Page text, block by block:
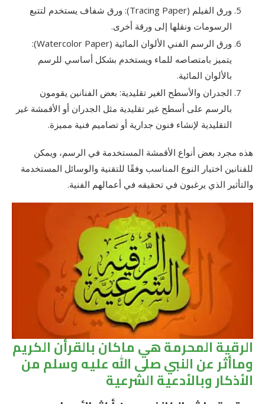
ورق الفيلم (Tracing Paper): ورق شفاف يستخدم لتتبع
الرسومات ونقلها إلى ورقة أخرى.
ورق الرسم الفني الألوان المائية (Watercolor Paper):
يتميز بامتصاصه للماء ويستخدم بشكل أساسي للرسم
بالألوان المائية.
الجدران والأسطح الغير تقليدية: بعض الفنانين يقومون
بالرسم على أسطح غير تقليدية مثل الجدران أو الأقمشة غير
التقليدية لإنشاء فنون جدارية أو تصاميم فنية مميزة.
هذه مجرد بعض أنواع الأقمشة المستخدمة في الرسم، ويمكن
للفنانين اختيار النوع المناسب وفقًا للتقنية والوسائل المستخدمة
والتأثير الذي يرغبون في تحقيقه في أعمالهم الفنية.
الرقية المحرمة هي ماكان بالقرأن الكريم
وماأثر عن النبي صلى الله عليه وسلم من
الأذكار وبالأدعية الشرعية